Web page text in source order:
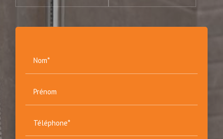
Nom*
Prénom
Téléphone*